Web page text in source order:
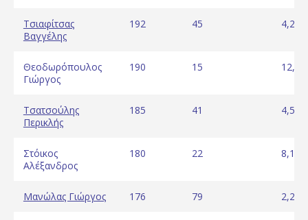
Τσιαφίτσας
Βαγγέλης
192 45 4,27
Θεοδωρόπουλος
Γιώργος
190 15 12,67
Τσατσούλης
Περικλής
185 41 4,51
Στόικος
Αλέξανδρος
180 22 8,18
Μανώλας Γιώργος 176 79 2,23